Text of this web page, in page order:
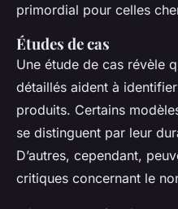
primordial pour celles
Études de cas
Une étude de cas révèle
détaillés aident à
produits. Certains
se distinguent par leur
D’autres, cependant,
critiques concernant le